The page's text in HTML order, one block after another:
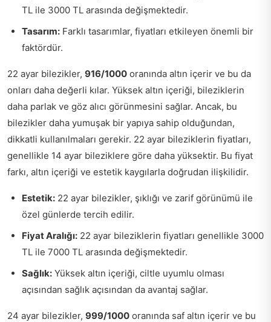
TL ile 3000 TL arasında değişmektedir.
Tasarım: Farklı tasarımlar, fiyatları etkileyen önemli bir
faktördür.
22 ayar bilezikler, 916/1000 oranında altın içerir ve bu da
onları daha değerli kılar. Yüksek altın içeriği, bileziklerin
daha parlak ve göz alıcı görünmesini sağlar. Ancak, bu
bilezikler daha yumuşak bir yapıya sahip olduğundan,
dikkatli kullanılmaları gerekir. 22 ayar bileziklerin fiyatları,
genellikle 14 ayar bileziklere göre daha yüksektir. Bu fiyat
farkı, altın içeriği ve estetik kaygılarla doğrudan ilişkilidir.
Estetik: 22 ayar bilezikler, şıklığı ve zarif görünümü ile
özel günlerde tercih edilir.
Fiyat Aralığı: 22 ayar bileziklerin fiyatları genellikle 3000
TL ile 7000 TL arasında değişmektedir.
Sağlık: Yüksek altın içeriği, ciltle uyumlu olması
açısından sağlık açısından da avantaj sağlar.
24 ayar bilezikler, 999/1000 oranında saf altın içerir ve bu